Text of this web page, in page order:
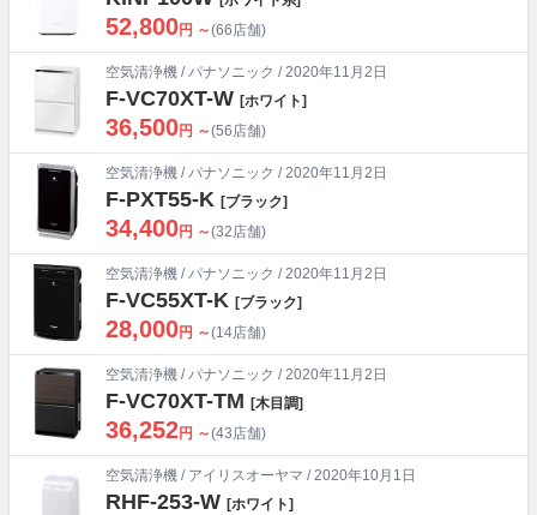
52,800円 ～(66店舗)
空気清浄機 /パナソニック / 2020年11月2日
F-VC70XT-W [ホワイト]
36,500円 ～(56店舗)
空気清浄機 /パナソニック / 2020年11月2日
F-PXT55-K [ブラック]
34,400円 ～(32店舗)
空気清浄機 /パナソニック / 2020年11月2日
F-VC55XT-K [ブラック]
28,000円 ～(14店舗)
空気清浄機 /パナソニック / 2020年11月2日
F-VC70XT-TM [木目調]
36,252円 ～(43店舗)
空気清浄機 / アイリスオーヤマ / 2020年10月1日
RHF-253-W [ホワイト]